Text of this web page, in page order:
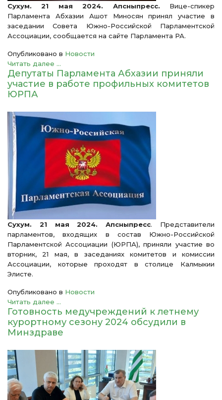
Сухум. 21 мая 2024. Апсныпресс. Вице-спикер
Парламента Абхазии Ашот Миносян принял участие в
заседании Совета Южно-Российской Парламентской
Ассоциации, сообщается на сайте Парламента РА.
Опубликовано в Новости
Читать далее ...
Депутаты Парламента Абхазии приняли
участие в работе профильных комитетов
ЮРПА
Сухум. 21 мая 2024. Апсныпресс. Представители
парламентов, входящих в состав Южно-Российской
Парламентской Ассоциации (ЮРПА), приняли участие во
вторник, 21 мая, в заседаниях комитетов и комиссии
Ассоциации, которые проходят в столице Калмыкии
Элисте.
Опубликовано в Новости
Читать далее ...
Готовность медучреждений к летнему
курортному сезону 2024 обсудили в
Минздраве